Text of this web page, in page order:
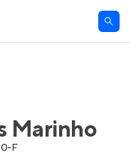
Marinho
F